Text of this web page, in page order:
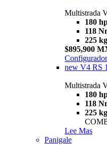
Multistrada
180
118
225 kg
$895,900
Configurador
new V4 RS
Multistrada
180
118
225 kg
Lee Mas
Panigale